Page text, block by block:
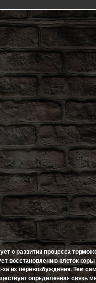
о развитии процесса
восстановлению клеток коры
за их перевозбуждения. Тем
определенная связь